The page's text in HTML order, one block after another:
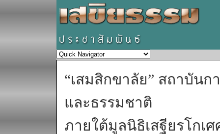
“เสมสิกขาลัย” สถาบันก
และธรรมชาติ
ภายใต้มูลนิธิเสฐียรโกเ